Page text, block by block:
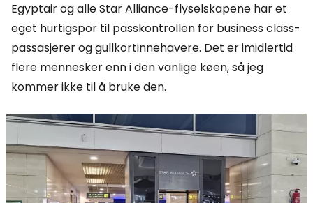
Egyptair og alle Star Alliance-flyselskapene har et
eget hurtigspor til passkontrollen for business class-
passasjerer og gullkortinnehavere. Det er imidlertid
flere mennesker enn i den vanlige køen, så jeg
kommer ikke til å bruke den.